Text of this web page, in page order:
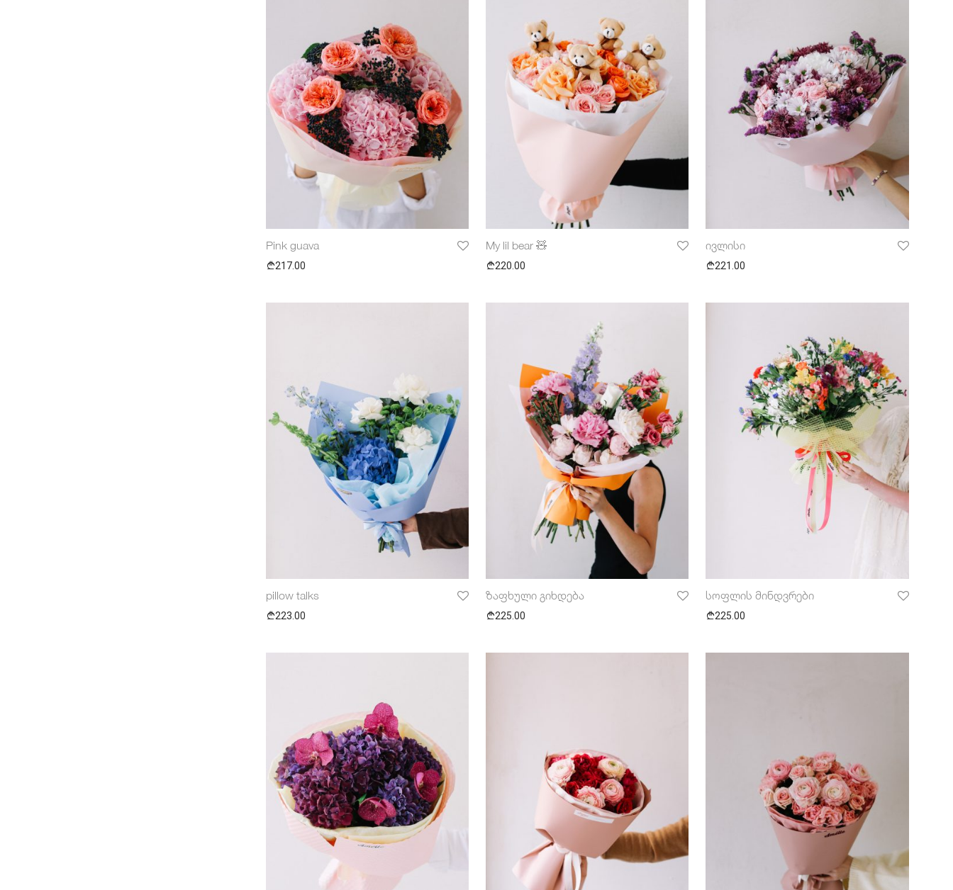
Pink guava
217.00
My lil bear 🧸
220.00
ივლისი
221.00
pillow talks
223.00
ზაფხული გიხდება
225.00
სოფლის მინდვრები
225.00